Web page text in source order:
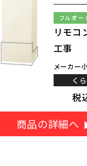
フルオー
リモコ
工事
メーカー
く
税
商品の詳細へ